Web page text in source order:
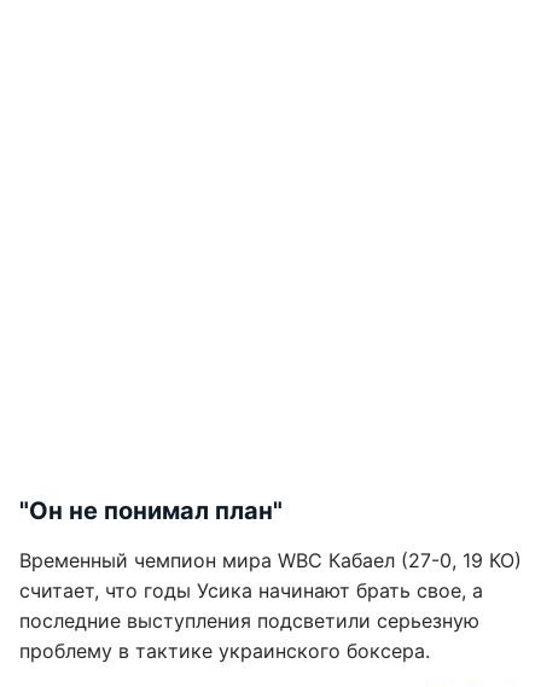
"Он не понимал план"
Временный чемпион мира WBC Кабаел (27-0, 19 КО)
считает, что годы Усика начинают брать свое, а
последние выступления подсветили серьезную
проблему в тактике украинского боксера.